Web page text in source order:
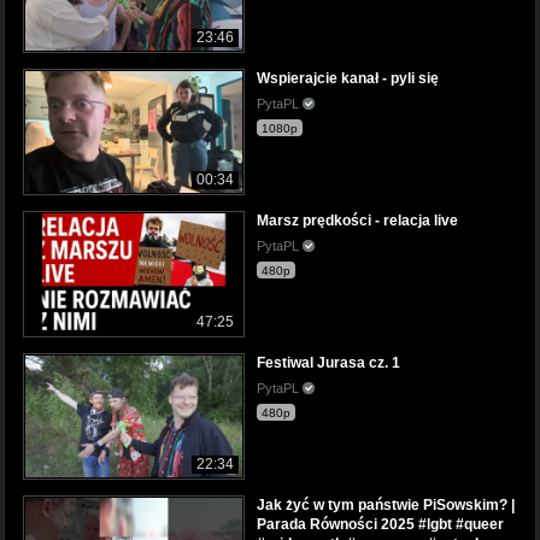
23:46
00:34
Wspierajcie kanał - pyli się
PytaPL
1080p
47:25
Marsz prędkości - relacja live
PytaPL
480p
22:34
Festiwal Jurasa cz. 1
PytaPL
480p
Jak żyć w tym państwie PiSowskim? |
Parada Równości 2025 #lgbt #queer